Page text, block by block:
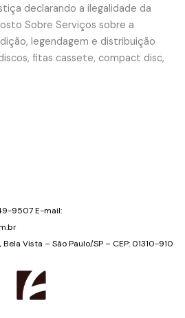
declarando a ilegalidade da
Sobre Serviços sobre a
legendagem e distribuição
fitas cassete, compact disc,
9507 E-mail:
Vista – São Paulo/SP – CEP: 01310-910